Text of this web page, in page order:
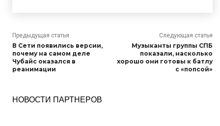
Предыдущая статья
В Сети появились версии,
почему на самом деле
Чубайс оказался в
реанимации
Следующая статья
Музыканты группы СПБ
показали, насколько
хорошо они готовы к батлу
с «попсой»
НОВОСТИ ПАРТНЕРОВ